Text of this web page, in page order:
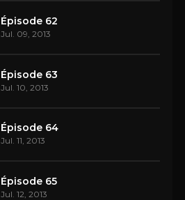
Épisode 62
Jul. 09, 2013
Épisode 63
Jul. 10, 2013
Épisode 64
Jul. 11, 2013
Épisode 65
Jul. 12, 2013